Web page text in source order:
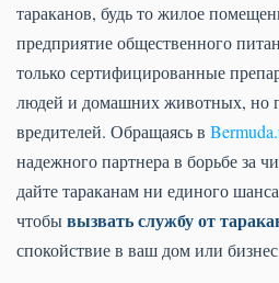
тараканов, будь то жилое
предприятие общественного
только сертифицированные
людей и домашних животных, но
вредителей. Обращаясь в
надежного партнера в борьбе за
дайте тараканам ни единого
чтобывызвать службу от
спокойствие в ваш дом или